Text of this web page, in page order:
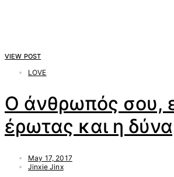
VIEW POST
LOVE
Ο άνθρωπός σου,
έρωτας και η
May 17, 2017
Jinxie Jinx